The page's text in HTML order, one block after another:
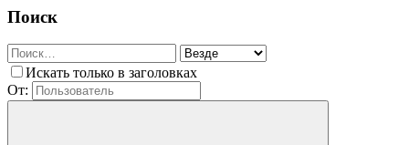
Поиск
Искать только в заголовках
От: